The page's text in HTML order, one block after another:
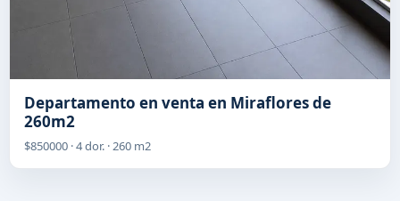
Departamento en venta en Miraflores de
260m2
$850000 · 4 dor. · 260 m2